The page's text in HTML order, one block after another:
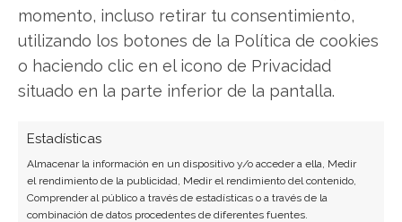
momento, incluso retirar tu consentimiento,
utilizando los botones de la Política de cookies
o haciendo clic en el icono de Privacidad
situado en la parte inferior de la pantalla.
Estadísticas
Almacenar la información en un dispositivo y/o acceder a ella, Medir
el rendimiento de la publicidad, Medir el rendimiento del contenido,
Comprender al público a través de estadísticas o a través de la
combinación de datos procedentes de diferentes fuentes.
Laura Fernández Silva
Analista tecnológica enfocada en innovación digital,